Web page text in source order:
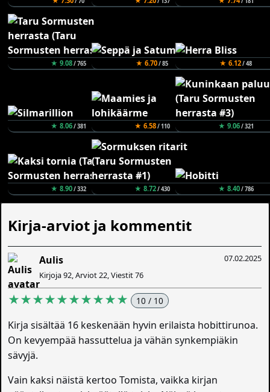
★ 9.08/ 765 ★ 6.70/ 85 ★ 6.12/ 48
★ 8.06/ 381 ★ 6.58/ 110 ★ 9.06/ 321
★ 8.90/ 332 ★ 8.72/ 430 ★ 8.40/ 786
Kirja-arviot ja kommentit
07.02.2025
Aulis
Kirjoja 92, Arviot 22, Viestit 76
★★★★★★★★★★ 10 / 10
Kirja sisältää 16 keskenään hyvin erilaista hobittirunoa.
On kevyempää hassuttelua ja vähän synkempiäkin
sävyjä.
Vain kaksi näistä kertoo Tomista, vaikka kirjan